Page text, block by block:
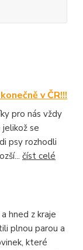
v ČR!!!
pro nás vždy
se
psy rozhodli
číst celé
hned z kraje
plnou parou a
které